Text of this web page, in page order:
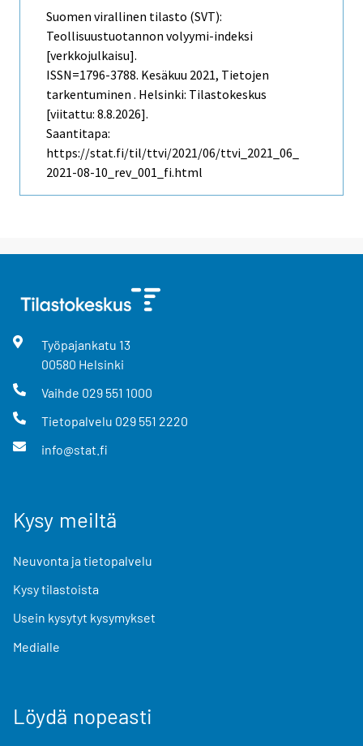
Suomen virallinen tilasto (SVT):
Teollisuustuotannon volyymi-indeksi
[verkkojulkaisu].
ISSN=1796-3788. Kesäkuu 2021, Tietojen
tarkentuminen . Helsinki: Tilastokeskus
[viitattu: 8.8.2026].
Saantitapa:
https://stat.fi/til/ttvi/2021/06/ttvi_2021_06_
2021-08-10_rev_001_fi.html
Työpajankatu 13
00580 Helsinki
Vaihde 029 551 1000
Tietopalvelu 029 551 2220
info@stat.fi
Kysy meiltä
Neuvonta ja tietopalvelu
Kysy tilastoista
Usein kysytyt kysymykset
Medialle
Löydä nopeasti